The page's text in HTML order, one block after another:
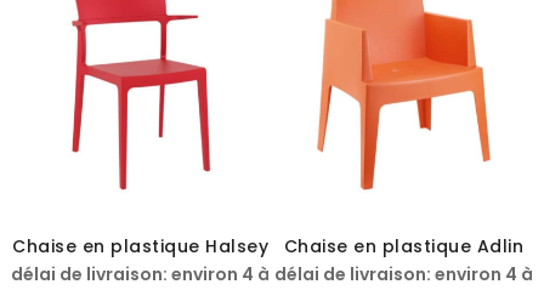
Chaise en plastique Halsey
délai de livraison: environ 4 à
Chaise en plastique Adlin
délai de livraison: environ 4 à